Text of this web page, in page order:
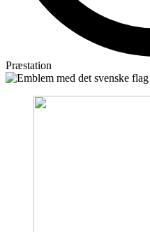
Præstation